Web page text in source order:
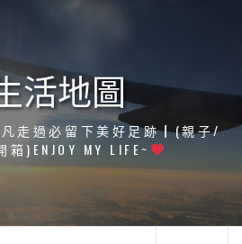
活地圖
走過必留下美好足跡┃(親子/
)ENJOY MY LIFE~